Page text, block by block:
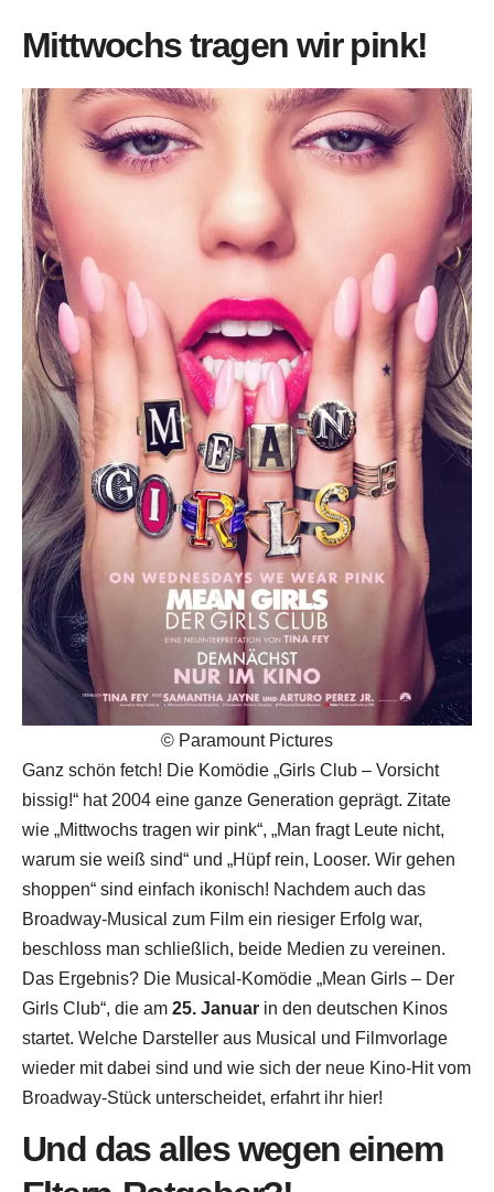
Mittwochs tragen wir pink!
© Paramount Pictures
Ganz schön fetch! Die Komödie „Girls Club – Vorsicht
bissig!“ hat 2004 eine ganze Generation geprägt. Zitate
wie „Mittwochs tragen wir pink“, „Man fragt Leute nicht,
warum sie weiß sind“ und „Hüpf rein, Looser. Wir gehen
shoppen“ sind einfach ikonisch! Nachdem auch das
Broadway-Musical zum Film ein riesiger Erfolg war,
beschloss man schließlich, beide Medien zu vereinen.
Das Ergebnis? Die Musical-Komödie „Mean Girls – Der
Girls Club“, die am 25. Januar in den deutschen Kinos
startet. Welche Darsteller aus Musical und Filmvorlage
wieder mit dabei sind und wie sich der neue Kino-Hit vom
Broadway-Stück unterscheidet, erfahrt ihr hier!
Und das alles wegen einem